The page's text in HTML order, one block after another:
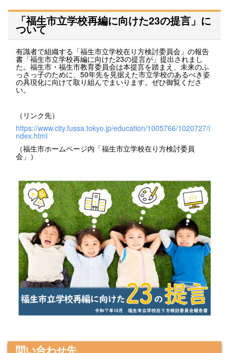
「福生市立学校再編に向けた23の提言」に
ついて
有識者で組織する「福生市立学校在り方検討委員会」の報告
書「福生市立学校再編に向けた23の提言が」提出されまし
た。福生市・福生市教育委員会は本提言を踏まえ、未来のふ
っさっ子のために、50年先を見据えた市立学校のあるべき姿
の具現化に向けて取り組んでまいります。ぜひ御覧くださ
い。
（リンク先）
https://www.city.fussa.tokyo.jp/education/1005766/1020727/i
ndex.html
（福生市ホームページ内「福生市立学校在り方検討委員
会」）
問い合わせ先